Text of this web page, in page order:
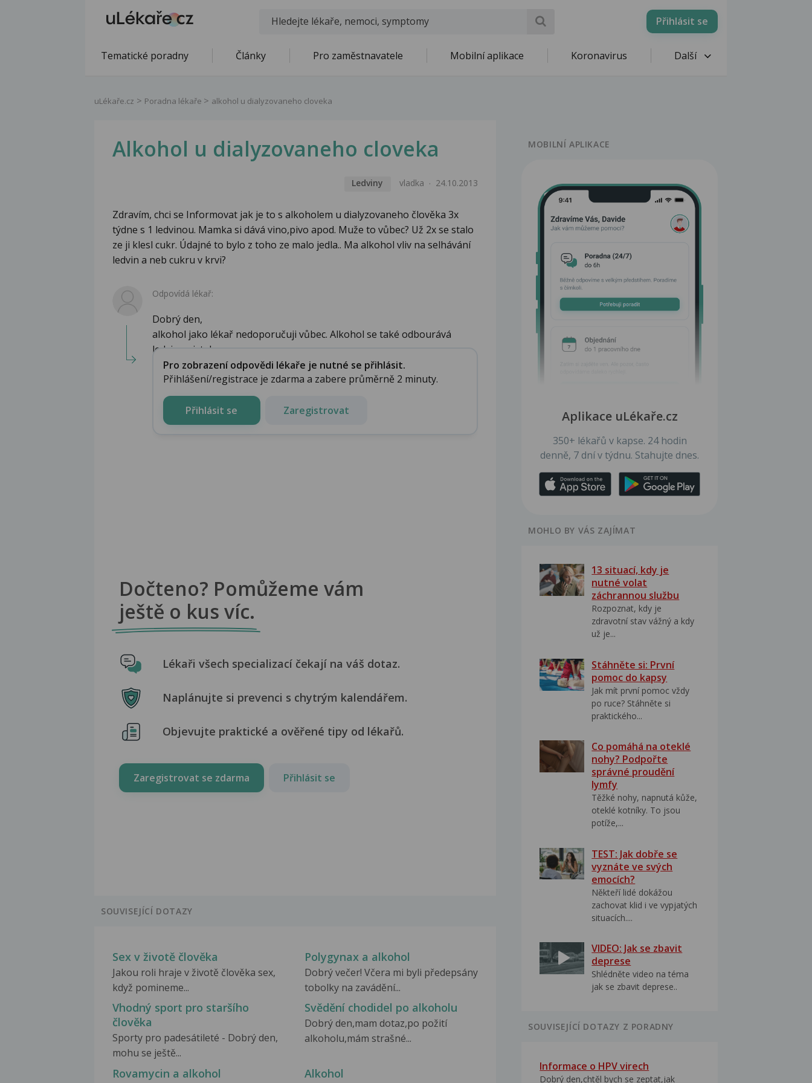
Přihlásit se
Tematické poradny Články Pro zaměstnavatele Mobilní aplikace Koronavirus Další
uLékaře.cz Poradna lékaře alkohol u dialyzovaneho cloveka
Alkohol u dialyzovaneho cloveka
Ledviny vladka 24.10.2013
Zdravím, chci se Informovat jak je to s alkoholem u dialyzovaneho člověka 3x
týdne s 1 ledvinou. Mamka si dává vino,pivo apod. Muže to vůbec? Už 2x se stalo
ze ji klesl cukr. Údajné to bylo z toho ze malo jedla.. Ma alkohol vliv na selhávání
ledvin a neb cukru v krvi?
Odpovídá lékař:
Dobrý den,
alkohol jako lékař nedoporučuji vůbec. Alkohol se také odbourává
ledvinami, tak...
Pro zobrazení odpovědi lékaře je nutné se přihlásit.
Přihlášení/registrace je zdarma a zabere průměrně 2 minuty.
Přihlásit se Zaregistrovat
Dočteno? Pomůžeme vám
ještě o kus víc.
Lékaři všech specializací čekají na váš dotaz.
Naplánujte si prevenci s chytrým kalendářem.
Objevujte praktické a ověřené tipy od lékařů.
Zaregistrovat se zdarma Přihlásit se
SOUVISEJÍCÍ DOTAZY
Sex v životě člověka
Jakou roli hraje v životě člověka sex,
když pomineme...
Polygynax a alkohol
Dobrý večer! Včera mi byli předepsány
tobolky na zavádění...
Vhodný sport pro staršího
člověka
Sporty pro padesátileté - Dobrý den,
mohu se ještě...
Svědění chodidel po alkoholu
Dobrý den,mam dotaz,po požití
alkoholu,mám strašné...
Rovamycin a alkohol Alkohol
MOBILNÍ APLIKACE
Aplikace uLékaře.cz
350+ lékařů v kapse. 24 hodin
denně, 7 dní v týdnu. Stahujte dnes.
MOHLO BY VÁS ZAJÍMAT
13 situací, kdy je
nutné volat
záchrannou službu
Rozpoznat, kdy je
zdravotní stav vážný a kdy
už je...
Stáhněte si: První
pomoc do kapsy
Jak mít první pomoc vždy
po ruce? Stáhněte si
praktického...
Co pomáhá na oteklé
nohy? Podpořte
správné proudění
lymfy
Těžké nohy, napnutá kůže,
oteklé kotníky. To jsou
potíže,...
TEST: Jak dobře se
vyznáte ve svých
emocích?
Někteří lidé dokážou
zachovat klid i ve vypjatých
situacích....
VIDEO: Jak se zbavit
deprese
Shlédněte video na téma
jak se zbavit deprese..
SOUVISEJÍCÍ DOTAZY Z PORADNY
Informace o HPV virech
Dobrý den,chtěl bych se zeptat,jak